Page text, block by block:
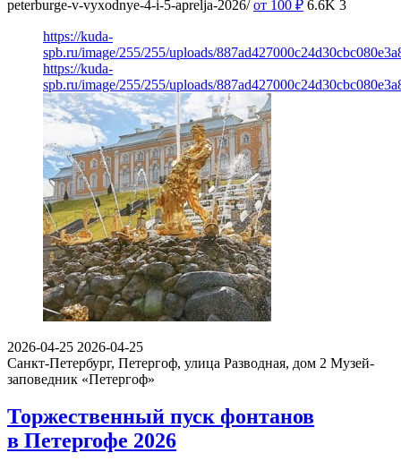
peterburge-v-vyxodnye-4-i-5-aprelja-2026/ от 100 ₽ 6.6K 3
https://kuda-
spb.ru/image/255/255/uploads/
https://kuda-
spb.ru/image/255/255/uploads/
2026-04-25 2026-04-25
Санкт-Петербург, Петергоф, улица Разводная, дом 2 Музей-
заповедник «Петергоф»
Торжественный пуск фонтанов
в Петергофе 2026